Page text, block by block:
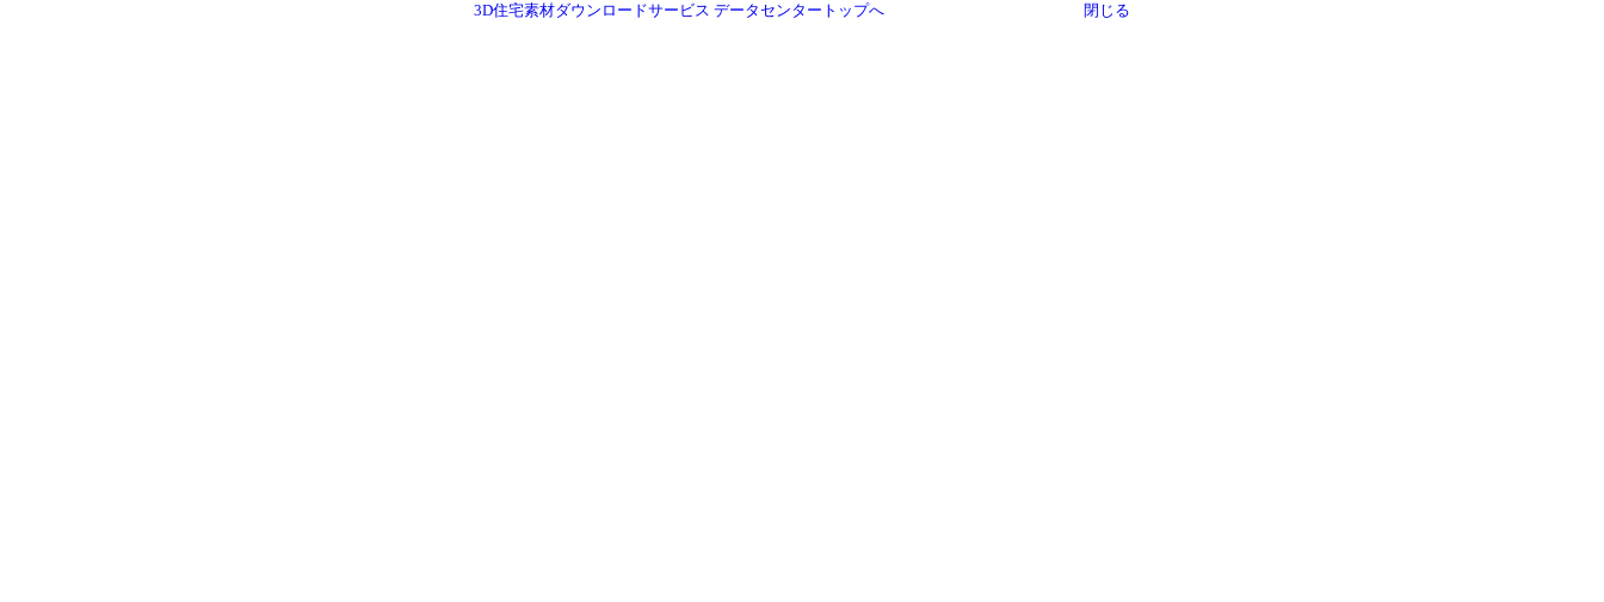
3D住宅素材ダウンロードサービス データセンタートップへ
閉じる